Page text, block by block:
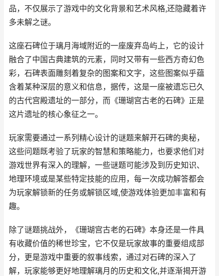
品，不仅展示了游戏中的文化背景和艺术风格,还隐藏着许
多未解之谜。
这座石碑位于璃月海域附近的一座废弃岛屿上，它的设计
融合了中国古典建筑的元素，同时又带有一些西方奇幻色
彩，石碑表面雕刻着复杂的图案和文字，这些图案似乎蕴
含着某种深层的意义和信息，据传，这是一座被遗忘已久
的古代宫殿遗址的一部分，而《珊瑚宫古老的石碑》正是
这片遗址的核心象征之一。
玩家需要通过一系列精心设计的谜题来解开石碑的奥秘，
这些问题既考验了玩家的智慧和策略能力，也要求他们对
游戏世界有深入的理解，一些谜题可能涉及到历史知识、
地理环境或是某些特定技能的应用，每一次成功解答都会
为玩家解锁新的任务或解锁区域,使游戏体验更加丰富和有
趣。
除了谜题挑战外，《珊瑚宫古老的石碑》本身还是一件具
有收藏价值的稀世珍宝，它不仅是玩家故事的重要组成部
分，更是游戏中重要的叙事线索，通过对石碑的深入了
解，玩家能够更好地理解璃月的历史和文化,并逐渐揭开游